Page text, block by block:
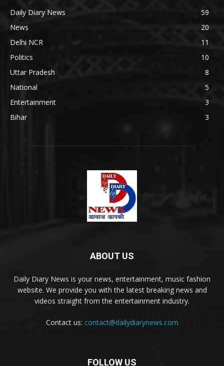
Daily Diary News
59
News
20
Delhi NCR
11
Politics
10
Uttar Pradesh
8
National
5
Entertainment
3
Bihar
3
ABOUT US
Daily Diary News is your news, entertainment, music fashion
website. We provide you with the latest breaking news and
videos straight from the entertainment industry.
Contact us: contact@dailydiarynews.com
FOLLOW US